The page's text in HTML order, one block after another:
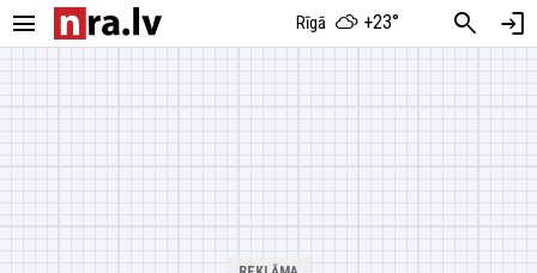
menu Rīgā +23° search login